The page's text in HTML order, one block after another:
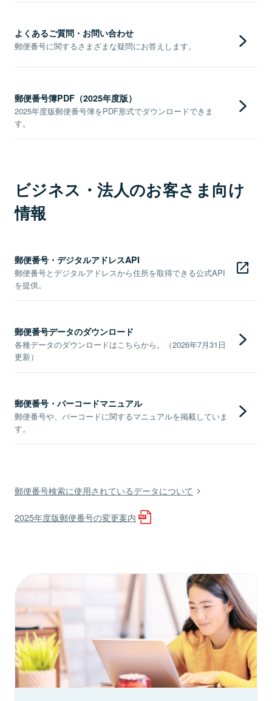
よくあるご質問・お問い合わせ
郵便番号に関するさまざまな疑問にお答えします。
郵便番号簿PDF（2025年度版）
2025年度版郵便番号簿をPDF形式でダウンロードできま
す。
ビジネス・法人のお客さま向け
情報
郵便番号・デジタルアドレスAPI
郵便番号とデジタルアドレスから住所を取得できる公式API
を提供。
郵便番号データのダウンロード
各種データのダウンロードはこちらから。（2026年7月31日
更新）
郵便番号・バーコードマニュアル
郵便番号や、バーコードに関するマニュアルを掲載していま
す。
郵便番号検索に使用されているデータについて
2025年度版郵便番号の変更案内